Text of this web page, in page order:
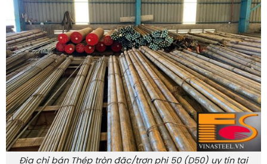
Địa chỉ bán Thép tròn đặc/trơn phi 50 (D50) uy tín tại